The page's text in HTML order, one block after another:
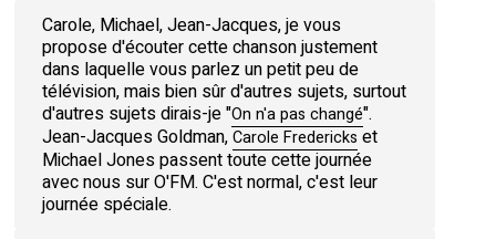
Carole, Michael, Jean-Jacques, je vous
propose d'écouter cette chanson justement
dans laquelle vous parlez un petit peu de
télévision, mais bien sûr d'autres sujets, surtout
d'autres sujets dirais-je "On n'a pas changé".
Jean-Jacques Goldman,Carole Fredericks et
Michael Jones passent toute cette journée
avec nous sur O'FM. C'est normal, c'est leur
journée spéciale.